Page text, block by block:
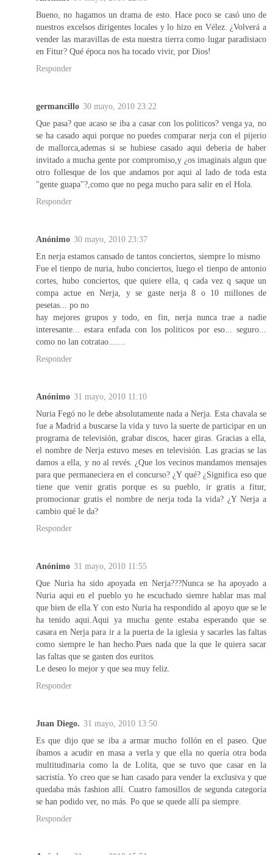
Bueno, no hagamos un drama de esto. Hace poco se casó uno de
nuestros excelsos dirigentes locales y lo hizo en Vélez. ¿Volverá a
vender las maravillas de esta nuestra tierra como lugar paradisiaco
en Fitur? Qué época nos ha tocado vivir, por Dios!
Responder
germancillo 30 mayo, 2010 23:22
Que pasa? que acaso se iba a casar con los politicos? venga ya, no
se ha casado aqui porque no puedes comparar nerja con el pijerio
de mallorca,ademas si se hubiese casado aqui deberia de haber
invitado a mucha gente por compromiso,y ¿os imaginais algun que
otro follesque de los que andamos por aqui al lado de toda esta
"gente guapa"?,como que no pega mucho para salir en el Hola.
Responder
Anónimo 30 mayo, 2010 23:37
En nerja estamos cansado de tantos conciertos, siempre lo mismo
Fue el tienpo de nuria, hubo conciertos, luego el tienpo de antonio
cortes, hubo conciertos, que quiere ella, q cada vez q saque un
compa actue en Nerja, y se gaste nerja 8 o 10 millones de
pesetas... po no
hay mejores grupos y todo, en fin, nerja nunca trae a nadie
interesante... estara enfada con los politicos por eso... seguro...
como no lan cotratao.......
Responder
Anónimo 31 mayo, 2010 11:10
Nuria Fegó no le debe absolutamente nada a Nerja. Esta chavala se
fue a Madrid a buscarse la vida y tuvo la suerte de participar en un
programa de televisión, grabar discos, hacer giras. Gracias a ella,
el nombre de Nerja estuvo meses en televisión. Las gracias se las
damos a ella, y no al revés. ¿Que los vecinos mandamos mensajes
para que permaneciera en el concurso? ¿Y qué? ¿Significa eso que
tiene que venir gratis porque es su pueblo, ir gratis a fitur,
promocionar gratis el nombre de nerja toda la vida? ¿Y Nerja a
cambio qué le da?
Responder
Anónimo 31 mayo, 2010 11:55
Que Nuria ha sido apoyada en Nerja???Nunca se ha apoyado a
Nuria aqui en el pueblo yo he escuchado siemre hablar mas mal
que bien de ella.Y con esto Nuria ha respondido al apoyo que se le
ha tenido aqui.Aqui ya mucha gente estaba esperando que se
casara en Nerja para ir a la puerta de la iglesia y sacarles las faltas
como siempre le han hecho.Pues nada que la que le quiera sacar
las faltas que se gasten dos euritos.
Le deseo lo mejor y que sea muy feliz.
Responder
Juan Diego. 31 mayo, 2010 13:50
Es que dijo que se iba a armar mucho follón en el paseo. Que
íbamos a acudir en masa a verla y que ella no quería otra boda
multitudinaria como la de Lolita, que se tuvo que casar en la
sacristía. Yo creo que se han casado para vender la exclusiva y que
quedaba más fashion allí. Cuatro famosillos de segunda categoría
se han podido ver, no más. Po que se quede allí pa siempre.
Responder